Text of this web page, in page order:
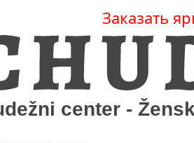
Заказать
center -